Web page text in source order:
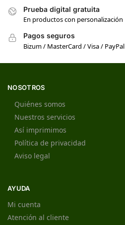
Prueba digital gratuita
En productos con personalización
Pagos seguros
Bizum / MasterCard / Visa / PayPal
NOSOTROS
Quiénes somos
Nuestros servicios
Así imprimimos
Política de privacidad
Aviso legal
AYUDA
Mi cuenta
Atención al cliente